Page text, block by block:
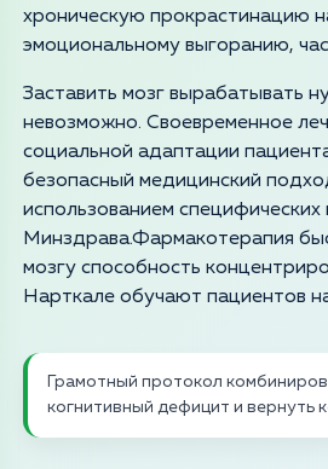
хроническую прокрастинацию
эмоциональному выгоранию,
Заставить мозг вырабатывать
невозможно. Своевременное
социальной адаптации
безопасный медицинский
использованием
Минздрава.Фармакотерапия
мозгу способность
Нарткале обучают пациентов
Грамотный протокол
когнитивный дефицит и вернуть